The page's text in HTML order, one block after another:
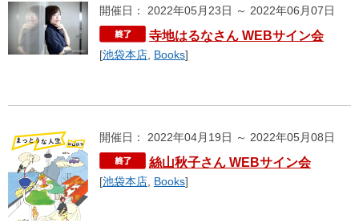
開催日： 2022年05月23日 ～ 2022年06月07日
寺地はるなさん WEBサイン会
[池袋本店 Books]
開催日： 2022年04月19日 ～ 2022年05月08日
絲山秋子さん WEBサイン会
[池袋本店 Books]